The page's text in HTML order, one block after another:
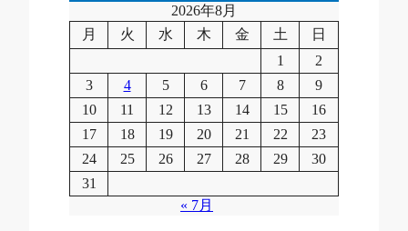
2026年8月
月
火 水 木 金 土
日
1
2
3
4 5 6 7 8
9
10
11 12 13 14 15
16
17
18 19 20 21 22
23
24
25 26 27 28 29
30
31
« 7月